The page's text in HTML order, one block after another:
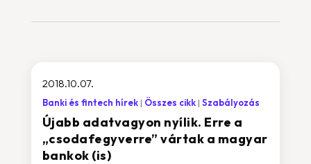
Újabb adatvagyon nyílik. Erre a
„csodafegyverre” vártak a magyar
bankok (is)
2018.10.07.
Banki és fintech hírek Összes cikk Szabályozás